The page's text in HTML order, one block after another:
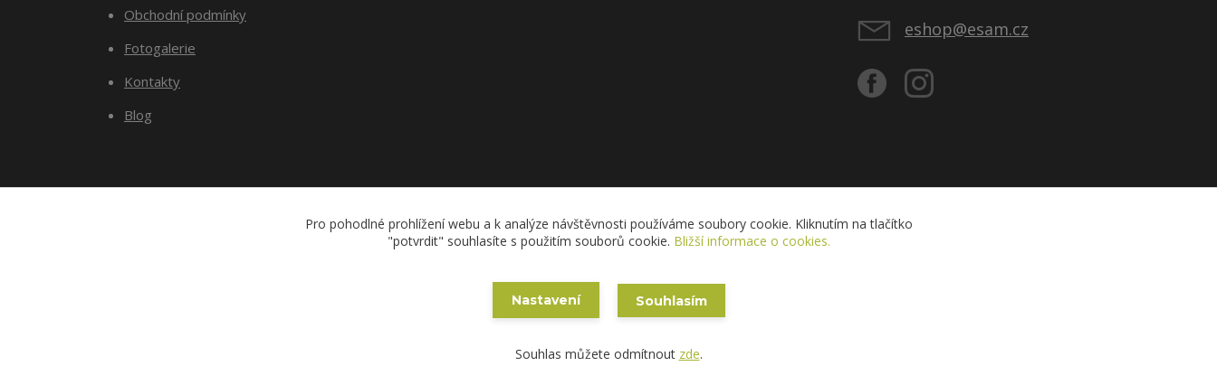
Obchodní podmínky
Fotogalerie
Kontakty
Blog
eshop@esam.cz
Upravit sběr cookies.
Copyright © 2020 ESAM - Eva Skřižovská
Vytvořeno na
Pro pohodlné prohlížení webu a k analýze návštěvnosti používáme soubory cookie. Kliknutím na tlačítko
"potvrdit" souhlasíte s použitím souborů cookie. Bližší informace o cookies.
Nastavení Souhlasím
Souhlas můžete odmítnout zde.